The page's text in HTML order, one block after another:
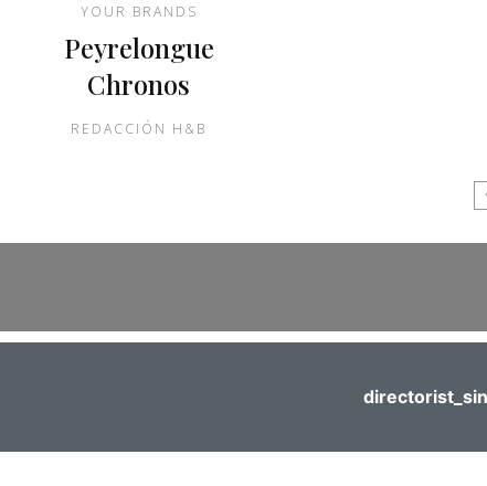
YOUR BRANDS
Peyrelongue
Chronos
REDACCIÓN H&B